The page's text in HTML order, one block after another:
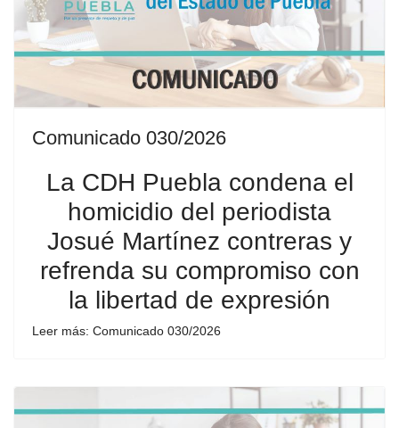
Comunicado 030/2026
La CDH Puebla condena el
homicidio del periodista
Josué Martínez contreras y
refrenda su compromiso con
la libertad de expresión
Leer más: Comunicado 030/2026